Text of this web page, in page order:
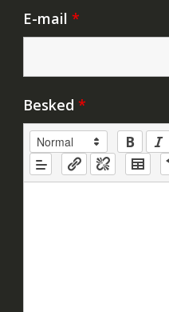
E-mail *
Besked *